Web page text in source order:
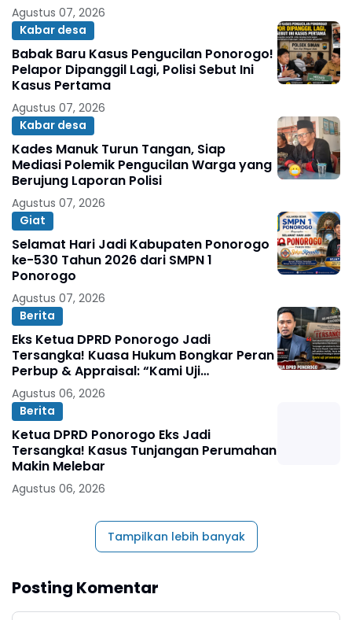
Agustus 07, 2026
Kabar desa
Babak Baru Kasus Pengucilan Ponorogo!
Pelapor Dipanggil Lagi, Polisi Sebut Ini
Kasus Pertama
Agustus 07, 2026
Kabar desa
Kades Manuk Turun Tangan, Siap
Mediasi Polemik Pengucilan Warga yang
Berujung Laporan Polisi
Agustus 07, 2026
Giat
Selamat Hari Jadi Kabupaten Ponorogo
ke-530 Tahun 2026 dari SMPN 1
Ponorogo
Agustus 07, 2026
Berita
Eks Ketua DPRD Ponorogo Jadi
Tersangka! Kuasa Hukum Bongkar Peran
Perbup & Appraisal: “Kami Uji
Prosesnya”
Agustus 06, 2026
Berita
Ketua DPRD Ponorogo Eks Jadi
Tersangka! Kasus Tunjangan Perumahan
Makin Melebar
Agustus 06, 2026
Tampilkan lebih banyak
Posting Komentar